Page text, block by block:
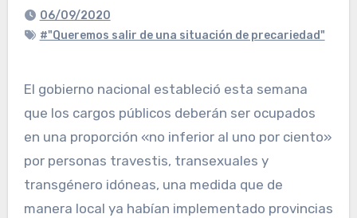
06/09/2020
#"Queremos salir de una situación de precariedad"
El gobierno nacional estableció esta semana
que los cargos públicos deberán ser ocupados
en una proporción «no inferior al uno por ciento»
por personas travestis, transexuales y
transgénero idóneas, una medida que de
manera local ya habían implementado provincias